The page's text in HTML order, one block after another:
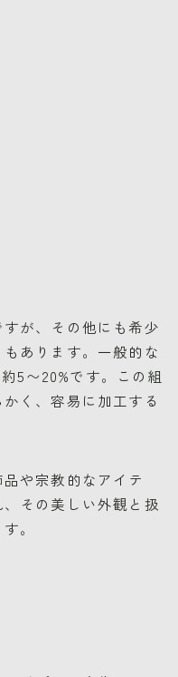
が、その他にも希少
あります。一般的な
5〜20%です。この組
く、容易に加工する
や宗教的なアイテ
その美しい外観と扱
。